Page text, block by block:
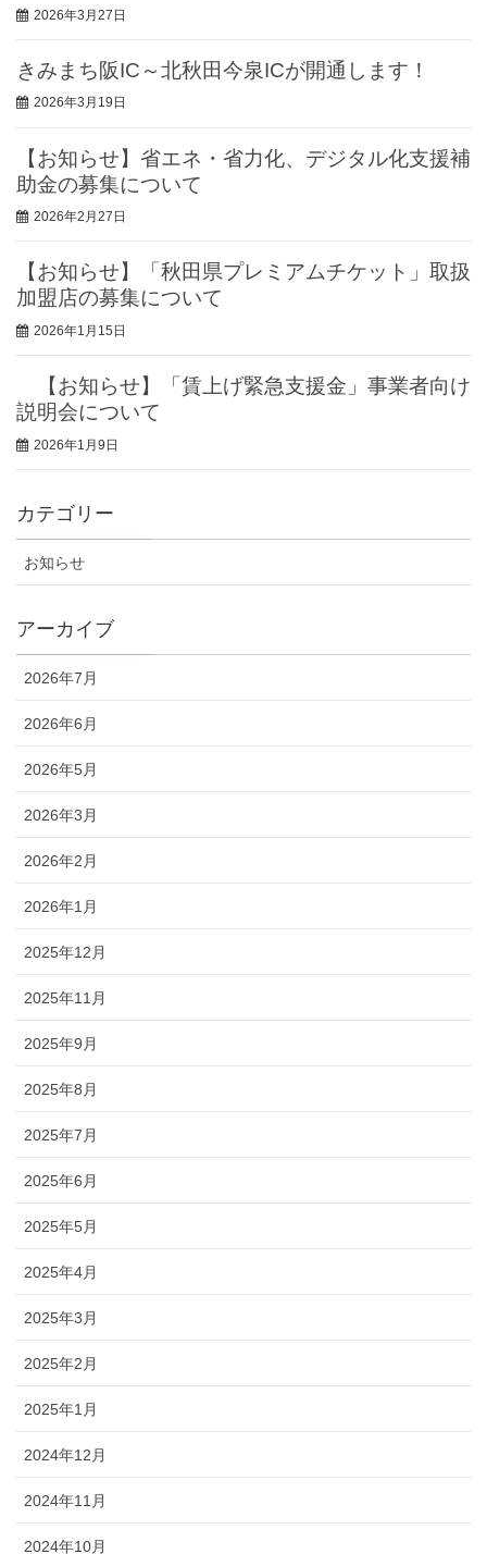
2026年3月27日
きみまち阪IC～北秋田今泉ICが開通します！
2026年3月19日
【お知らせ】省エネ・省力化、デジタル化支援補
助金の募集について
2026年2月27日
【お知らせ】「秋田県プレミアムチケット」取扱
加盟店の募集について
2026年1月15日
【お知らせ】「賃上げ緊急支援金」事業者向け
説明会について
2026年1月9日
カテゴリー
お知らせ
アーカイブ
2026年7月
2026年6月
2026年5月
2026年3月
2026年2月
2026年1月
2025年12月
2025年11月
2025年9月
2025年8月
2025年7月
2025年6月
2025年5月
2025年4月
2025年3月
2025年2月
2025年1月
2024年12月
2024年11月
2024年10月